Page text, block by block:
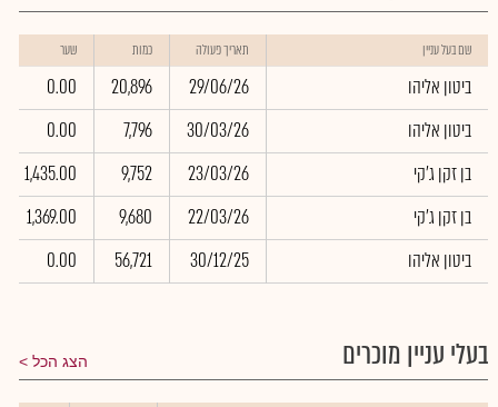
שם בעל עניין תאריך פעולה כמות שער
ביטון אליהו 29/06/26
20,896
0.00
ביטון אליהו
30/03/26
7,796
0.00
בן זקן ג'קי
23/03/26
9,752
1,435.00
בן זקן ג'קי
22/03/26
9,680
1,369.00
ביטון אליהו
30/12/25
56,721
0.00
בעלי עניין מוכרים הצג הכל